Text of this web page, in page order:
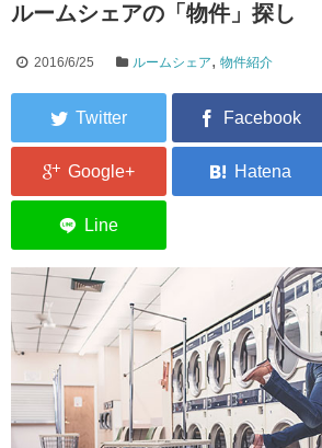
ルームシェアの「物件」探し
2016/6/25 ルームシェア,物件紹介